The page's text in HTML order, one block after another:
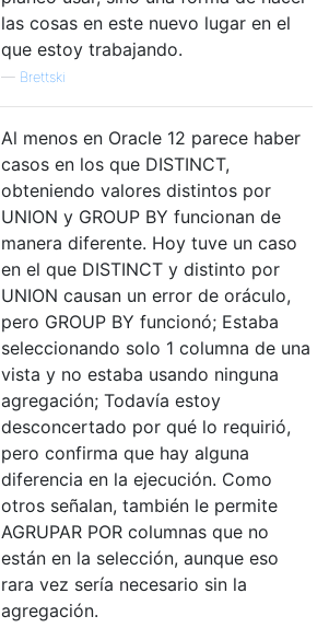
las cosas en este nuevo lugar en el
que estoy trabajando.
— Brettski
Al menos en Oracle 12 parece haber
casos en los que DISTINCT,
obteniendo valores distintos por
UNION y GROUP BY funcionan de
manera diferente. Hoy tuve un caso
en el que DISTINCT y distinto por
UNION causan un error de oráculo,
pero GROUP BY funcionó; Estaba
seleccionando solo 1 columna de una
vista y no estaba usando ninguna
agregación; Todavía estoy
desconcertado por qué lo requirió,
pero confirma que hay alguna
diferencia en la ejecución. Como
otros señalan, también le permite
AGRUPAR POR columnas que no
están en la selección, aunque eso
rara vez sería necesario sin la
agregación.